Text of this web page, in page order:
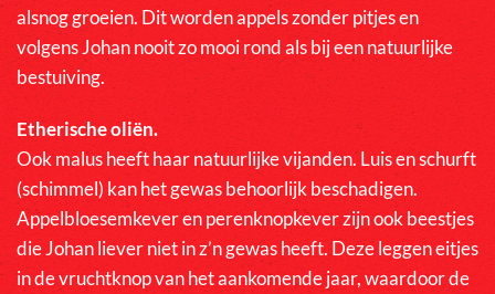
alsnog groeien. Dit worden appels zonder pitjes en
volgens Johan nooit zo mooi rond als bij een natuurlijke
bestuiving.
Etherische oliën.
Ook malus heeft haar natuurlijke vijanden. Luis en schurft
(schimmel) kan het gewas behoorlijk beschadigen.
Appelbloesemkever en perenknopkever zijn ook beestjes
die Johan liever niet in z’n gewas heeft. Deze leggen eitjes
in de vruchtknop van het aankomende jaar, waardoor de